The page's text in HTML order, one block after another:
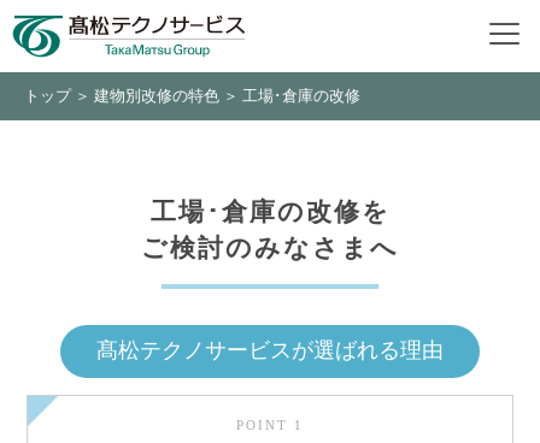
トップ＞ 建物別改修の特色 ＞ 工場･倉庫の改修
工場･倉庫の改修を
ご検討のみなさまへ
髙松テクノサービスが選ばれる理由
POINT 1